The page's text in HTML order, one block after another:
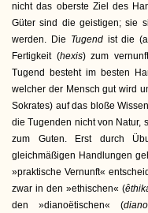
nicht das oberste Ziel des
Güter sind die geistigen; sie
werden. Die Tugend ist die
Fertigkeit (hexis) zum
Tugend besteht im besten
welcher der Mensch gut wird
Sokrates) auf das bloße
die Tugenden nicht von Natur,
zum Guten. Erst durch
gleichmäßigen Handlungen
»praktische Vernunft«
zwar in den »ethischen« (
den »dianoëtischen« (